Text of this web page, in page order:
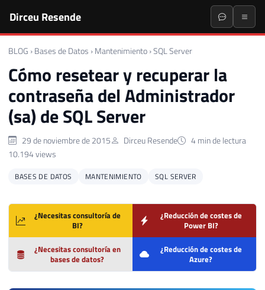
Dirceu Resende
BLOG › Bases de Datos › Mantenimiento ›SQL Server
Cómo resetear y recuperar la
contraseña del Administrador
(sa) de SQL Server
29 de noviembre de 2015 Dirceu Resende
4 min de lectura
10.194 views
BASES DE DATOS MANTENIMIENTO SQL SERVER
¿Necesitas consultoría de
BI?
¿Reducción de costes de
Power BI?
¿Necesitas consultoría en
bases de datos?
¿Reducción de costes de
Azure?